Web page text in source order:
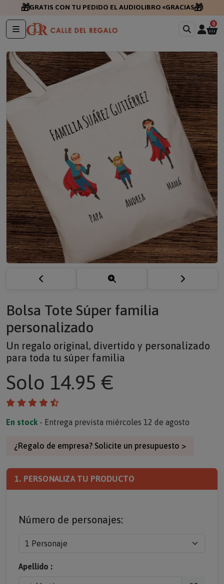
GRATIS CON TU PEDIDO EL AUDIOLIBRO «GRACIAS POR
EXISTIR
0
Bolsa Tote Súper familia
personalizado
Un regalo original, divertido y personalizado
para toda tu súper familia
Solo 14.95 €
- Entrega prevista miércoles 12 de agosto
¿Regalo de empresa? Solicite un presupuesto >
Número de personajes:
Apellido :